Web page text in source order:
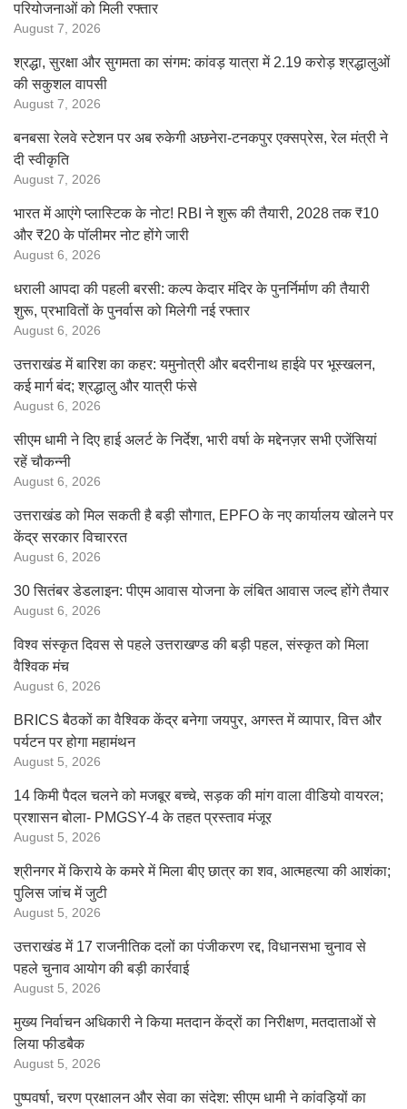
परियोजनाओं को मिली रफ्तार
August 7, 2026
श्रद्धा, सुरक्षा और सुगमता का संगम: कांवड़ यात्रा में 2.19 करोड़ श्रद्धालुओं
की सकुशल वापसी
August 7, 2026
बनबसा रेलवे स्टेशन पर अब रुकेगी अछनेरा-टनकपुर एक्सप्रेस, रेल मंत्री ने
दी स्वीकृति
August 7, 2026
भारत में आएंगे प्लास्टिक के नोट! RBI ने शुरू की तैयारी, 2028 तक ₹10
और ₹20 के पॉलीमर नोट होंगे जारी
August 6, 2026
धराली आपदा की पहली बरसी: कल्प केदार मंदिर के पुनर्निर्माण की तैयारी
शुरू, प्रभावितों के पुनर्वास को मिलेगी नई रफ्तार
August 6, 2026
उत्तराखंड में बारिश का कहर: यमुनोत्री और बदरीनाथ हाईवे पर भूस्खलन,
कई मार्ग बंद; श्रद्धालु और यात्री फंसे
August 6, 2026
सीएम धामी ने दिए हाई अलर्ट के निर्देश, भारी वर्षा के मद्देनज़र सभी एजेंसियां
रहें चौकन्नी
August 6, 2026
उत्तराखंड को मिल सकती है बड़ी सौगात, EPFO के नए कार्यालय खोलने पर
केंद्र सरकार विचाररत
August 6, 2026
30 सितंबर डेडलाइन: पीएम आवास योजना के लंबित आवास जल्द होंगे तैयार
August 6, 2026
विश्व संस्कृत दिवस से पहले उत्तराखण्ड की बड़ी पहल, संस्कृत को मिला
वैश्विक मंच
August 6, 2026
BRICS बैठकों का वैश्विक केंद्र बनेगा जयपुर, अगस्त में व्यापार, वित्त और
पर्यटन पर होगा महामंथन
August 5, 2026
14 किमी पैदल चलने को मजबूर बच्चे, सड़क की मांग वाला वीडियो वायरल;
प्रशासन बोला- PMGSY-4 के तहत प्रस्ताव मंजूर
August 5, 2026
श्रीनगर में किराये के कमरे में मिला बीए छात्र का शव, आत्महत्या की आशंका;
पुलिस जांच में जुटी
August 5, 2026
उत्तराखंड में 17 राजनीतिक दलों का पंजीकरण रद्द, विधानसभा चुनाव से
पहले चुनाव आयोग की बड़ी कार्रवाई
August 5, 2026
मुख्य निर्वाचन अधिकारी ने किया मतदान केंद्रों का निरीक्षण, मतदाताओं से
लिया फीडबैक
August 5, 2026
पुष्पवर्षा, चरण प्रक्षालन और सेवा का संदेश: सीएम धामी ने कांवड़ियों का